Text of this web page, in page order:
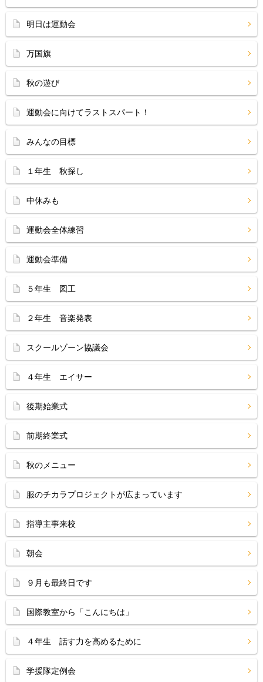
明日は運動会
万国旗
秋の遊び
運動会に向けてラストスパート！
みんなの目標
１年生 秋探し
中休みも
運動会全体練習
運動会準備
５年生 図工
２年生 音楽発表
スクールゾーン協議会
４年生 エイサー
後期始業式
前期終業式
秋のメニュー
服のチカラプロジェクトが広まっています
指導主事来校
朝会
９月も最終日です
国際教室から「こんにちは」
４年生 話す力を高めるために
学援隊定例会